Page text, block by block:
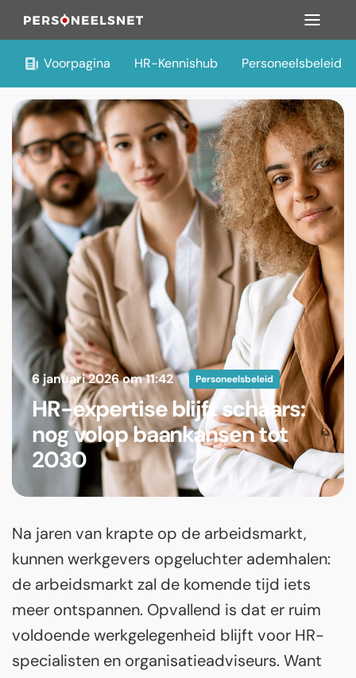
Voorpagina HR-Kennishub Personeelsbeleid
6 januari 2026 om 11:42 Personeelsbeleid
HR-expertise blijft schaars:
nog volop baankansen tot
2030
Na jaren van krapte op de arbeidsmarkt,
kunnen werkgevers opgeluchter ademhalen:
de arbeidsmarkt zal de komende tijd iets
meer ontspannen. Opvallend is dat er ruim
voldoende werkgelegenheid blijft voor HR-
specialisten en organisatieadviseurs. Want